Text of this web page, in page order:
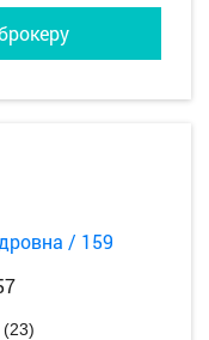
/ 159
(23)